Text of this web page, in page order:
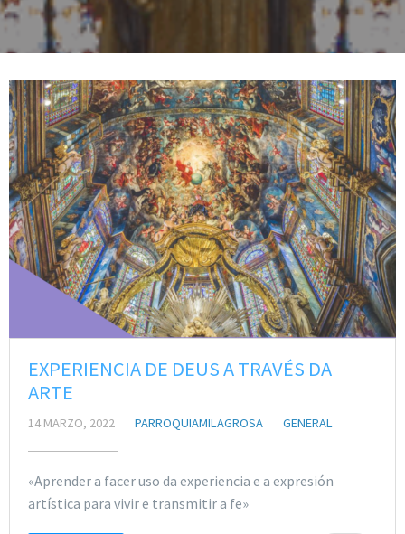
EXPERIENCIA DE DEUS A TRAVÉS DA
ARTE
14 MARZO, 2022 PARROQUIAMILAGROSA GENERAL
«Aprender a facer uso da experiencia e a expresión
artística para vivir e transmitir a fe»